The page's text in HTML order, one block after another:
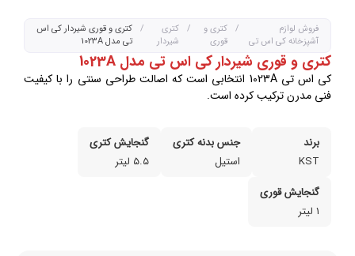
درباره کی اس تی
تماس با ما
فروش لوازم
آشپزخانه کی اس تی
/
کتری و
قوری
/
کتری
شیردار
/
کتری و قوری شیردار کی اس
تی مدل 1023A
کتری و قوری شیردار کی اس تی مدل 1023A
کی اس تی 1023A انتخابی است که اصالت طراحی سنتی را با کیفیت
فنی مدرن ترکیب کرده است.
برند
KST
جنس بدنه‌ کتری
استیل
گنجایش کتری
۵.۵ لیتر
گنجایش قوری
۱ لیتر